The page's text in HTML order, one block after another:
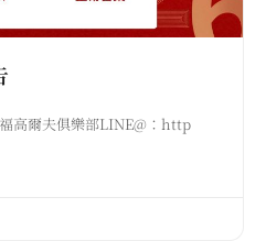
高爾夫俱樂部LINE@：http